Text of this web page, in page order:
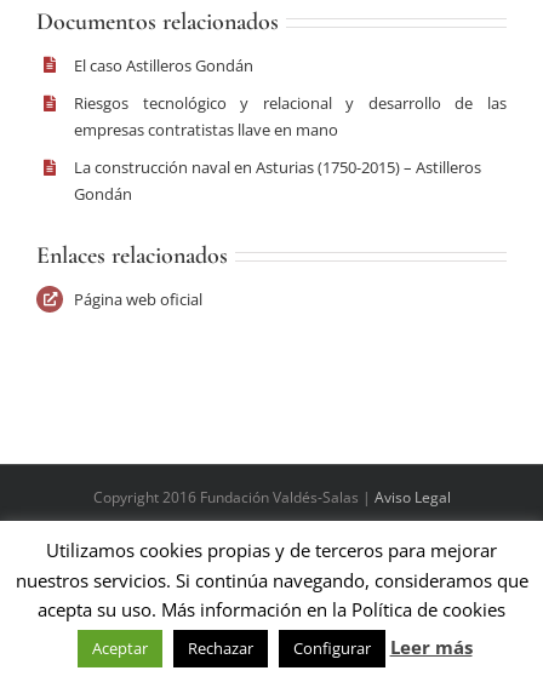
Documentos relacionados
El caso Astilleros Gondán
Riesgos tecnológico y relacional y desarrollo de las
empresas contratistas llave en mano
La construcción naval en Asturias (1750-2015) – Astilleros
Gondán
Enlaces relacionados
Página web oficial
Copyright 2016 Fundación Valdés-Salas | Aviso Legal
Utilizamos cookies propias y de terceros para mejorar
nuestros servicios. Si continúa navegando, consideramos que
acepta su uso. Más información en la Política de cookies
Aceptar Rechazar Configurar Leer más